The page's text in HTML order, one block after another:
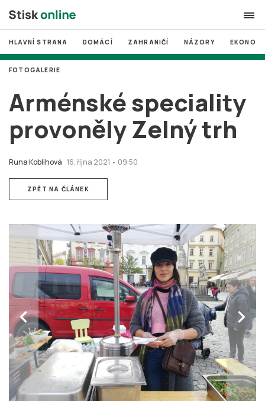
search
# MUNI
# Brno
# volby
login PŘIHLÁSIT SE
Zapomněli jste heslo?
HLAVNÍ STRANA DOMÁCÍ ZAHRANIČÍ NÁZORY
Arménské speciality
provoněly Zelný trh
Runa Koblihová 16. října 2021 • 09:50
FOTOGALERIE
ZPĚT NA ČLÁNEK
chevron_left chevron_right